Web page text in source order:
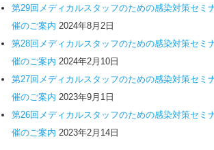
第29回メディカルスタッフのための感染対策セミ
催のご案内 2024年8月2日
第28回メディカルスタッフのための感染対策セミ
催のご案内 2024年2月10日
第27回メディカルスタッフのための感染対策セミ
催のご案内 2023年9月1日
第26回メディカルスタッフのための感染対策セミ
催のご案内 2023年2月14日